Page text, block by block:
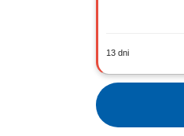
13 dni